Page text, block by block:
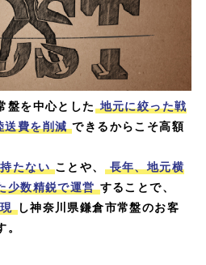
盤を中心とした 地元に絞った戦
送費を削減 できるからこそ高額
たない ことや、
長年、地元横
少数精鋭で運営 することで、
し神奈川県鎌倉市常盤のお客